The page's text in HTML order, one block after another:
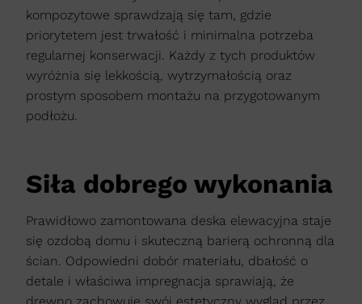
kompozytowe sprawdzają się tam, gdzie
priorytetem jest trwałość i minimalna potrzeba
regularnej konserwacji. Każdy z tych produktów
wyróżnia się lekkością, wytrzymałością oraz
prostym sposobem montażu na przygotowanym
podłożu.
Siła dobrego wykonania
Prawidłowo zamontowana deska elewacyjna staje
się ozdobą domu i skuteczną barierą ochronną dla
ścian. Odpowiedni dobór materiału, dbałość o
detale i właściwa impregnacja sprawiają, że